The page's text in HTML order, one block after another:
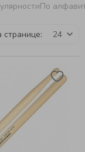
По
странице: